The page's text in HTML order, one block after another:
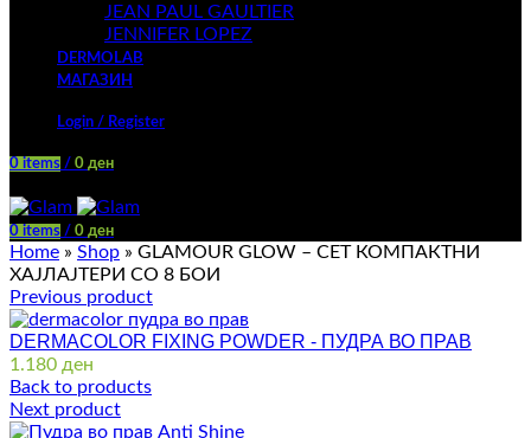
JEAN PAUL GAULTIER
JENNIFER LOPEZ
DERMOLAB
МАГАЗИН
Login / Register
0 items / 0 ден
0 items / 0 ден
Home » Shop » GLAMOUR GLOW – СЕТ КОМПАКТНИ
ХАЈЛАЈТЕРИ СО 8 БОИ
Previous product
DERMACOLOR FIXING POWDER - ПУДРА ВО ПРАВ
1.180 ден
Back to products
Next product